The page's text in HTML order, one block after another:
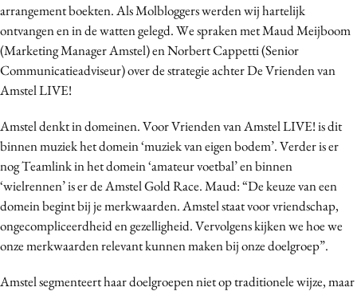
Design
Digital transformation
Diversiteit
Effectiviteit
Influencer marketing
Interne communicatie
Martech
Media
Merkstrategie
PR
Programmatic
arrangement boekten. Als Molbloggers werden wij hartelijk
ontvangen en in de watten gelegd. We spraken met Maud Meijboom
(Marketing Manager Amstel) en Norbert Cappetti (Senior
Communicatieadviseur) over de strategie achter De Vrienden van
Amstel LIVE!
Amstel denkt in domeinen. Voor Vrienden van Amstel LIVE! is dit
binnen muziek het domein ‘muziek van eigen bodem’. Verder is er
nog Teamlink in het domein ‘amateur voetbal’ en binnen
‘wielrennen’ is er de Amstel Gold Race. Maud: “De keuze van een
domein begint bij je merkwaarden. Amstel staat voor vriendschap,
ongecompliceerdheid en gezelligheid. Vervolgens kijken we hoe we
onze merkwaarden relevant kunnen maken bij onze doelgroep”.
Amstel segmenteert haar doelgroepen niet op traditionele wijze, maar